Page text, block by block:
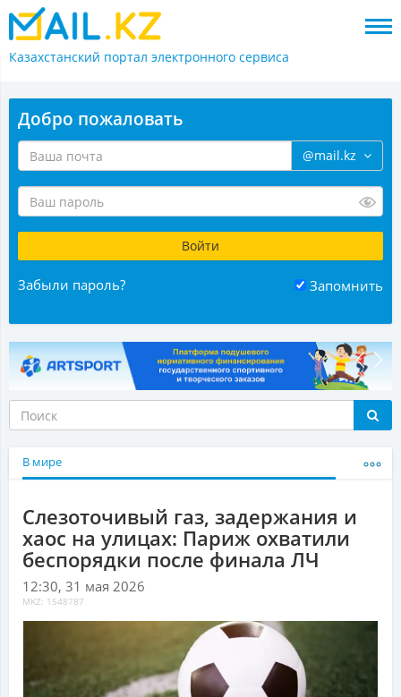
Казахстанский портал электронного сервиса
Добро пожаловать
@mail.kz
Забыли пароль? Запомнить
В мире
Слезоточивый газ, задержания и
хаос на улицах: Париж охватили
беспорядки после финала ЛЧ
12:30, 31 мая 2026
MKZ: 1548787